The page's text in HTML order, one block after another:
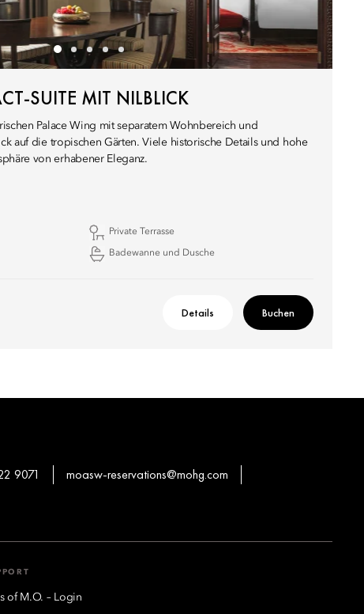
SUITE MIT NILBLICK
Palace Wing mit separatem Wohnbereich und
auf die tropischen Gärten. Viele historische Details und hohe
von erhabener Eleganz.
Private Terrasse
Badewanne und Dusche
Details Buchen
9071
moasw-reservations@mohg.com
of M.O. – Login